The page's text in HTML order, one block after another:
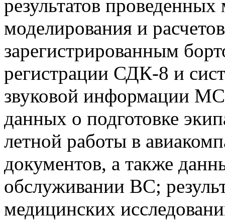
результатов проведенных
моделирования и
зарегистрированным
регистрации СДК-8 и
звуковой информации
данных о подготовке
летной работы в
документов, а также
обслуживании ВС;
медицинских